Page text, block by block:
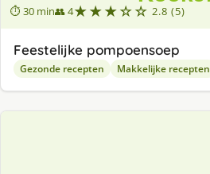
⏱ 30 min👥 4★★★☆☆ 2.8 (5)
Feestelijke pompoensoep
Gezonde recepten Makkelijke recepten